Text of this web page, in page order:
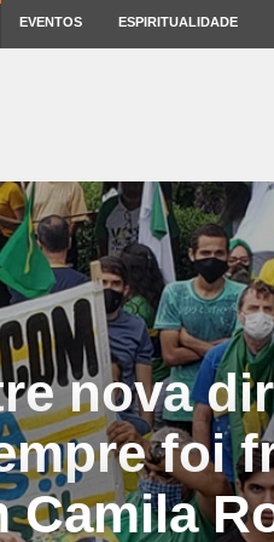
EVENTOS ESPIRITUALIDADE
nova
foi
Camila